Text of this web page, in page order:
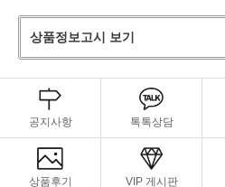
상품정보고시 보기
공지사항 톡톡상담
상품후기 VIP 게시판